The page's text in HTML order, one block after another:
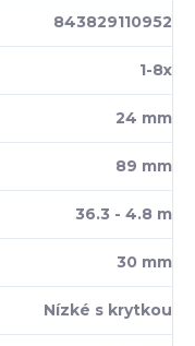
843829110952
1-8x
24 mm
89 mm
36.3 - 4.8 m
30 mm
Nízké s krytkou